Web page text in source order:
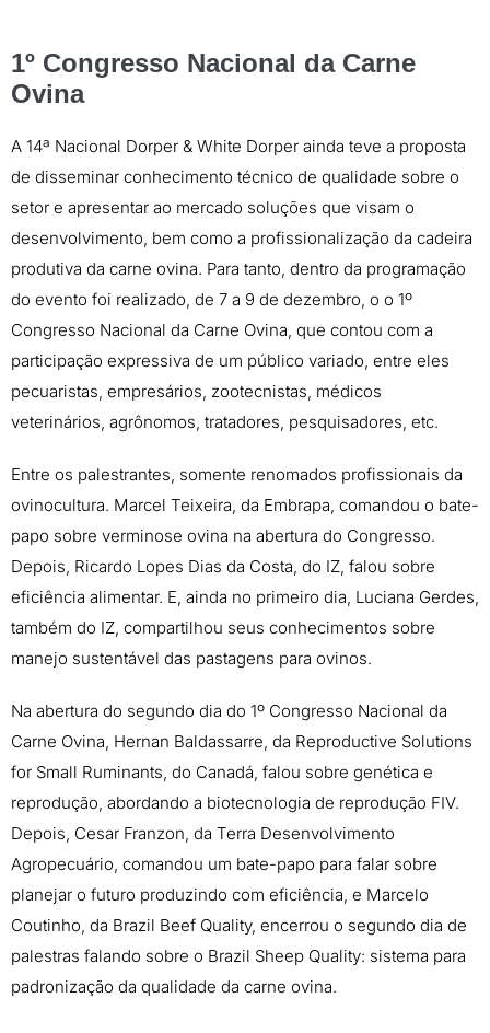
1º Congresso Nacional da Carne
Ovina
A 14ª Nacional Dorper & White Dorper ainda teve a proposta
de disseminar conhecimento técnico de qualidade sobre o
setor e apresentar ao mercado soluções que visam o
desenvolvimento, bem como a profissionalização da cadeira
produtiva da carne ovina. Para tanto, dentro da programação
do evento foi realizado, de 7 a 9 de dezembro, o o 1º
Congresso Nacional da Carne Ovina, que contou com a
participação expressiva de um público variado, entre eles
pecuaristas, empresários, zootecnistas, médicos
veterinários, agrônomos, tratadores, pesquisadores, etc.
Entre os palestrantes, somente renomados profissionais da
ovinocultura. Marcel Teixeira, da Embrapa, comandou o bate-
papo sobre verminose ovina na abertura do Congresso.
Depois, Ricardo Lopes Dias da Costa, do IZ, falou sobre
eficiência alimentar. E, ainda no primeiro dia, Luciana Gerdes,
também do IZ, compartilhou seus conhecimentos sobre
manejo sustentável das pastagens para ovinos.
Na abertura do segundo dia do 1º Congresso Nacional da
Carne Ovina, Hernan Baldassarre, da Reproductive Solutions
for Small Ruminants, do Canadá, falou sobre genética e
reprodução, abordando a biotecnologia de reprodução FIV.
Depois, Cesar Franzon, da Terra Desenvolvimento
Agropecuário, comandou um bate-papo para falar sobre
planejar o futuro produzindo com eficiência, e Marcelo
Coutinho, da Brazil Beef Quality, encerrou o segundo dia de
palestras falando sobre o Brazil Sheep Quality: sistema para
padronização da qualidade da carne ovina.